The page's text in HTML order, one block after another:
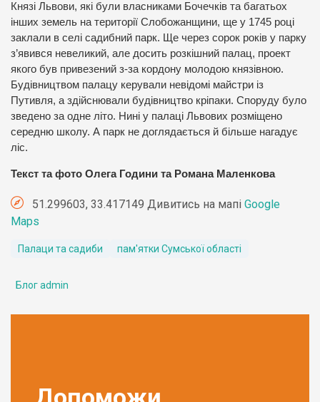
Князі Львови, які були власниками Бочечків та багатьох
інших земель на території Слобожанщини, ще у 1745 році
заклали в селі садибний парк. Ще через сорок років у парку
з’явився невеликий, але досить розкішний палац, проект
якого був привезений з-за кордону молодою князівною.
Будівництвом палацу керували невідомі майстри із
Путивля, а здійснювали будівництво кріпаки. Споруду було
зведено за одне літо. Нині у палаці Львових розміщено
середню школу. А парк не доглядається й більше нагадує
ліс.
Текст та фото Олега Години та Романа Маленкова
51.299603, 33.417149 Дивитись на мапі Google
Maps
Палаци та садиби пам'ятки Сумської області
Блог admin